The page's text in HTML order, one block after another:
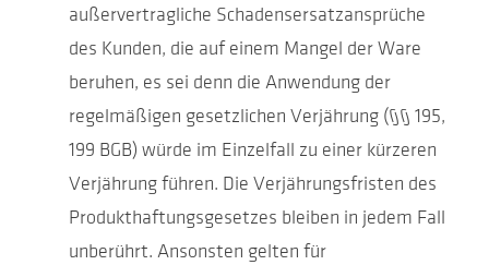
außervertragliche Schadensersatzansprüche
des Kunden, die auf einem Mangel der Ware
beruhen, es sei denn die Anwendung der
regelmäßigen gesetzlichen Verjährung (§§ 195,
199 BGB) würde im Einzelfall zu einer kürzeren
Verjährung führen. Die Verjährungsfristen des
Produkthaftungsgesetzes bleiben in jedem Fall
unberührt. Ansonsten gelten für